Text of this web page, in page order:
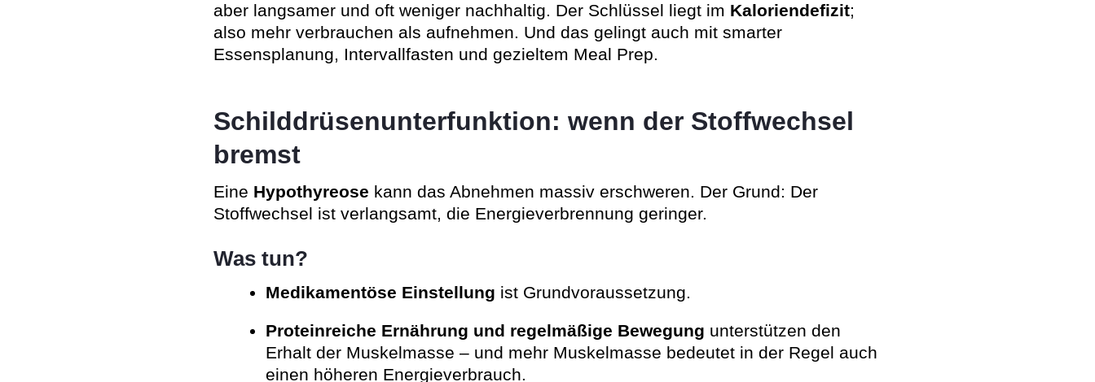
aber langsamer und oft weniger nachhaltig. Der Schlüssel liegt im Kaloriendefizit;
also mehr verbrauchen als aufnehmen. Und das gelingt auch mit smarter
Essensplanung, Intervallfasten und gezieltem Meal Prep.
Schilddrüsenunterfunktion: wenn der Stoffwechsel
bremst
Eine Hypothyreose kann das Abnehmen massiv erschweren. Der Grund: Der
Stoffwechsel ist verlangsamt, die Energieverbrennung geringer.
Was tun?
Medikamentöse Einstellung ist Grundvoraussetzung.
Proteinreiche Ernährung und regelmäßige Bewegung unterstützen den
Erhalt der Muskelmasse – und mehr Muskelmasse bedeutet in der Regel auch
einen höheren Energieverbrauch.